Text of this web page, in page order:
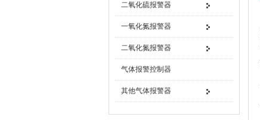
二氧化硫报警器
一氧化氮报警器
二氧化氮报警器
气体报警控制器
其他气体报警器